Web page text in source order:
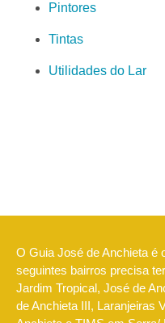
Pintores
Tintas
Utilidades do Lar
O Guia José de Anchieta é
seguintes bairros precisa
Jardim Tropical, José de
de Anchieta III, Laranjeiras